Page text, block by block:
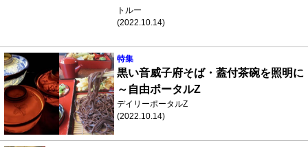
トルー
(2022.10.14)
特集
黒い音威子府そば・蓋付茶碗を照明に
～自由ポータルZ
デイリーポータルZ
(2022.10.14)